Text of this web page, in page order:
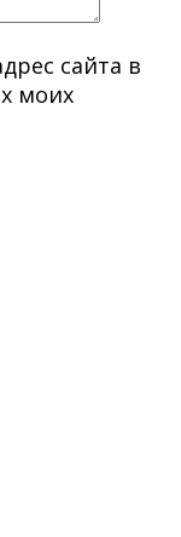
сайта в
моих